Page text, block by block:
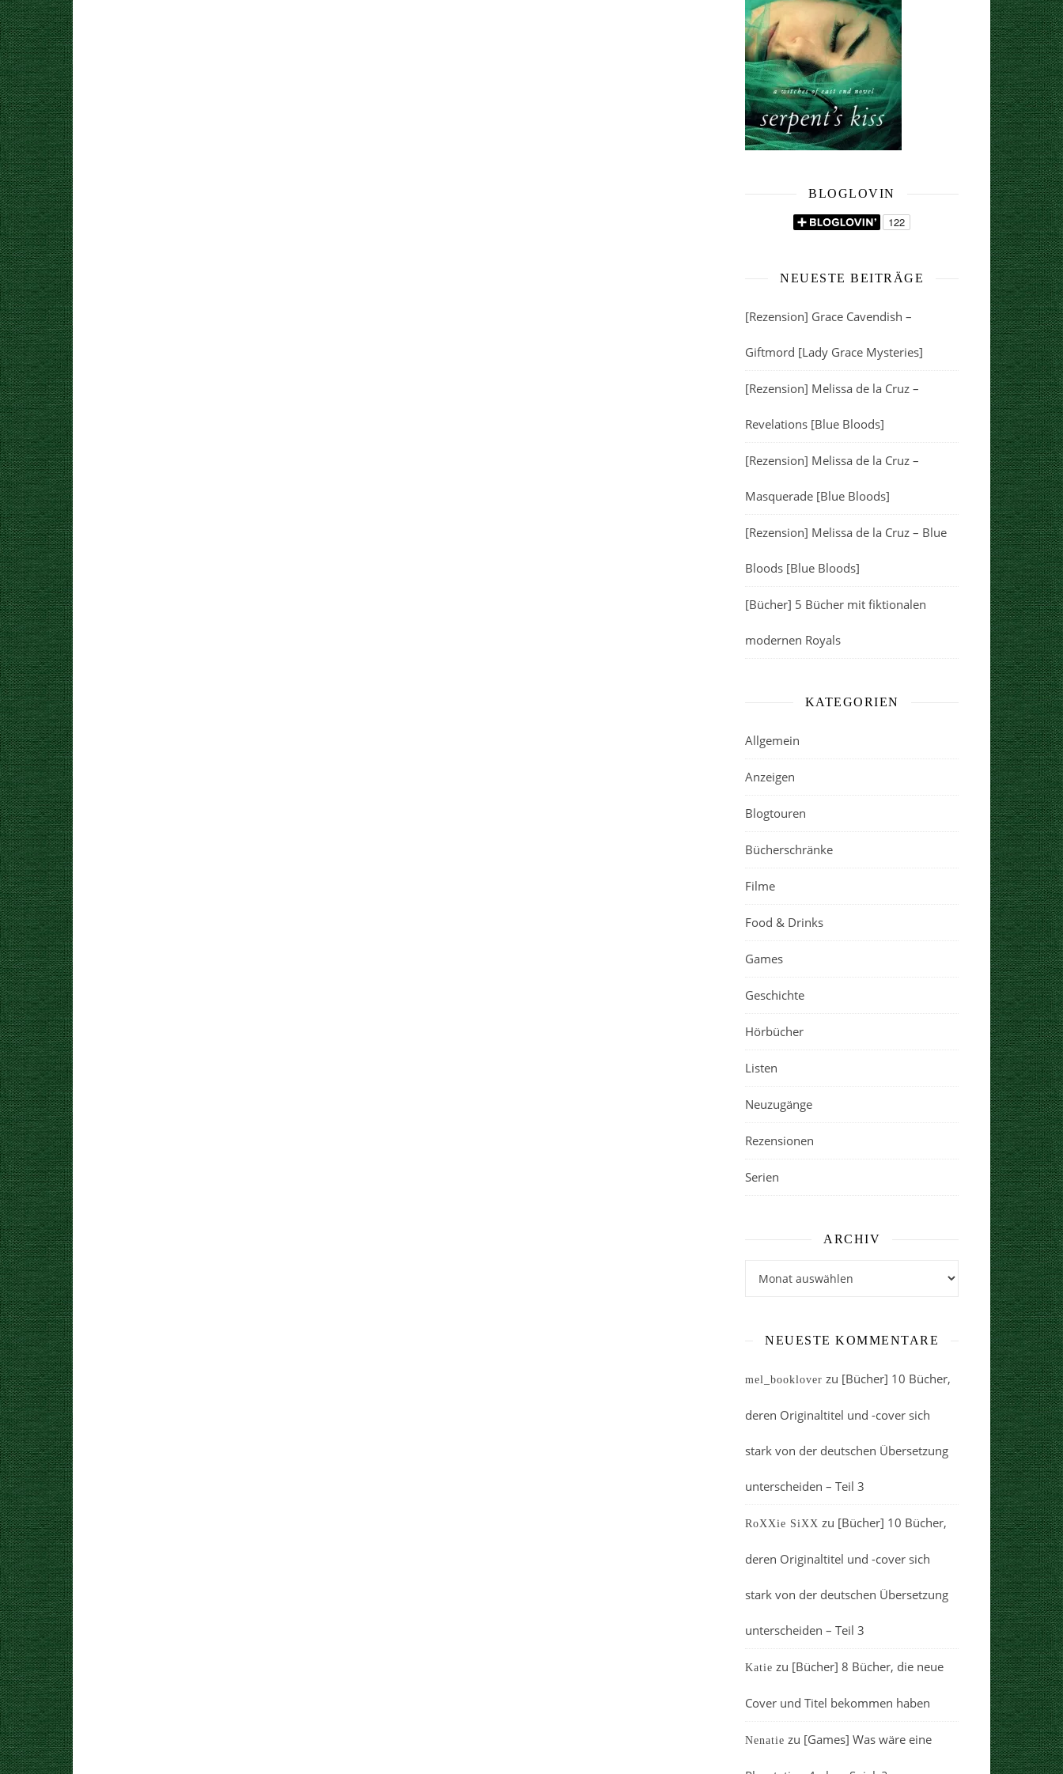
BLOGLOVIN
NEUESTE BEITRÄGE
[Rezension] Grace Cavendish –
Giftmord [Lady Grace Mysteries]
[Rezension] Melissa de la Cruz –
Revelations [Blue Bloods]
[Rezension] Melissa de la Cruz –
Masquerade [Blue Bloods]
[Rezension] Melissa de la Cruz – Blue
Bloods [Blue Bloods]
[Bücher] 5 Bücher mit fiktionalen
modernen Royals
KATEGORIEN
Allgemein
Anzeigen
Blogtouren
Bücherschränke
Filme
Food & Drinks
Games
Geschichte
Hörbücher
Listen
Neuzugänge
Rezensionen
Serien
ARCHIV
NEUESTE KOMMENTARE
mel_booklover zu [Bücher] 10 Bücher,
deren Originaltitel und -cover sich
stark von der deutschen Übersetzung
unterscheiden – Teil 3
RoXXie SiXX zu [Bücher] 10 Bücher,
deren Originaltitel und -cover sich
stark von der deutschen Übersetzung
unterscheiden – Teil 3
Katie zu [Bücher] 8 Bücher, die neue
Cover und Titel bekommen haben
Nenatie zu [Games] Was wäre eine